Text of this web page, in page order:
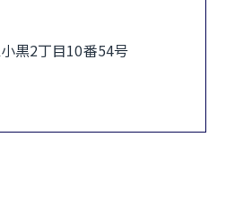
黒2丁目10番54号